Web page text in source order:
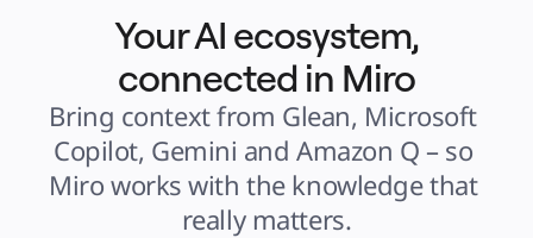
Your AI ecosystem,
connected in Miro
Bring context from Glean, Microsoft
Copilot, Gemini and Amazon Q – so
Miro works with the knowledge that
really matters.